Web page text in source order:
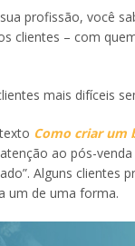
profissão, você
clientes – com
mais difíceis
Como criar um
ao pós-
Alguns
um de uma forma.